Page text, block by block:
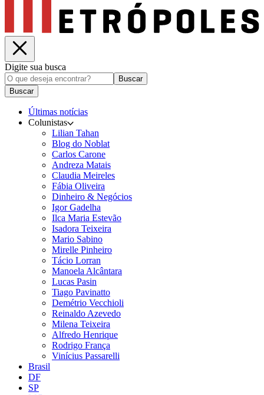
Digite sua busca
Buscar
Buscar
Últimas notícias
Colunistas
Lilian Tahan
Blog do Noblat
Carlos Carone
Andreza Matais
Claudia Meireles
Fábia Oliveira
Dinheiro & Negócios
Igor Gadelha
Ilca Maria Estevão
Isadora Teixeira
Mario Sabino
Mirelle Pinheiro
Tácio Lorran
Manoela Alcântara
Lucas Pasin
Tiago Pavinatto
Demétrio Vecchioli
Reinaldo Azevedo
Milena Teixeira
Alfredo Henrique
Rodrigo França
Vinícius Passarelli
Brasil
DF
SP